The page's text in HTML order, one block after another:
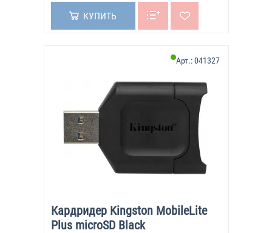
КУПИТЬ
Кардридер Kingston MobileLite
Plus microSD Black
Арт.:041327